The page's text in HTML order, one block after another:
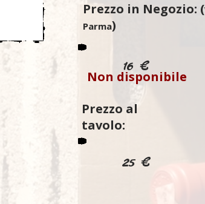
Prezzo in Negozio: (
Parma)
16 €
Non disponibile
Prezzo al
tavolo:
25 €